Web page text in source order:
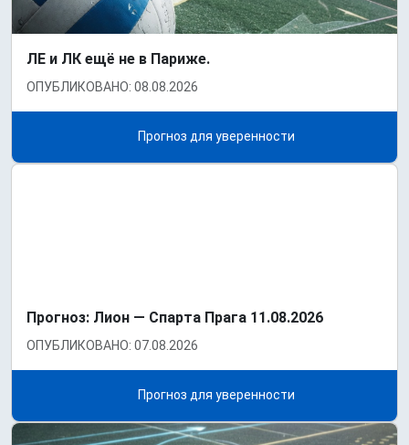
ЛЕ и ЛК ещё не в Париже.
ОПУБЛИКОВАНО: 08.08.2026
Прогноз для уверенности
Прогноз: Лион — Спарта Прага 11.08.2026
ОПУБЛИКОВАНО: 07.08.2026
Прогноз для уверенности